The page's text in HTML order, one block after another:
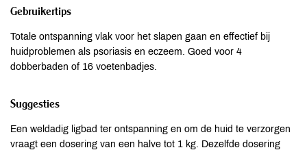
Gebruikertips
Totale ontspanning vlak voor het slapen gaan en effectief bij
huidproblemen als psoriasis en eczeem. Goed voor 4
dobberbaden of 16 voetenbadjes.
Suggesties
Een weldadig ligbad ter ontspanning en om de huid te verzorgen
vraagt een dosering van een halve tot 1 kg. Dezelfde dosering